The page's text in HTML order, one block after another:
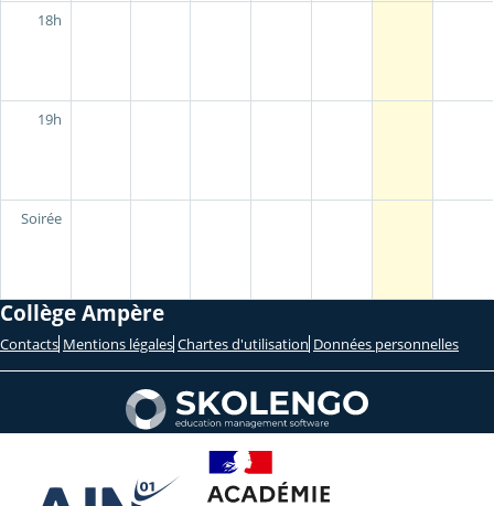
18h
19h
Soirée
Collège Ampère
Contacts Mentions légales Chartes d'utilisation Données personnelles